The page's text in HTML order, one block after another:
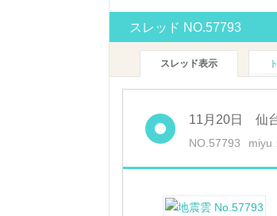
スレッド NO.57793
スレッド表示
11月20日 仙
NO.57793 miyu